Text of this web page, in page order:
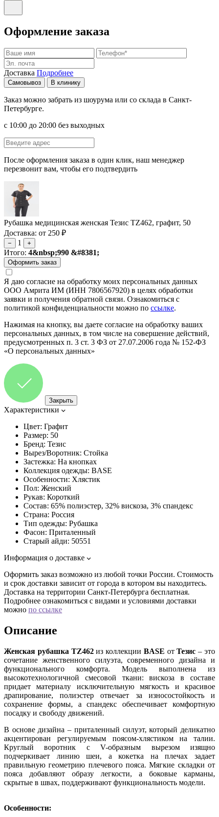
Оформление заказа
Доставка Подробнее
Самовывоз В клинику
Заказ можно забрать из шоурума или со склада в Санкт-
Петербурге.
с 10:00 до 20:00 без выходных
После оформления заказа в один клик, наш менеджер
перезвонит вам, чтобы его подтвердить
Рубашка медицинская женская Тезис TZ462, графит, 50
Доставка: от 250 ₽
− 1 +
Итого: 4&nbsp;990 &#8381;
Я даю согласие на обработку моих персональных данных
ООО Амрита ИМ (ИНН 7806567920) в целях обработки
заявки и получения обратной связи. Ознакомиться с
политикой конфиденциальности можно по ссылке.
Нажимая на кнопку, вы даете согласие на обработку ваших
персональных данных, в том числе на совершение действий,
предусмотренных п. 3 ст. 3 ФЗ от 27.07.2006 года № 152-ФЗ
«О персональных данных»
Закрыть
Характеристики
Цвет: Графит
Размер: 50
Бренд: Тезис
Вырез/Воротник: Стойка
Застежка: На кнопках
Коллекция одежды: BASE
Особенности: Хлястик
Пол: Женский
Рукав: Короткий
Состав: 65% полиэстер, 32% вискоза, 3% спандекс
Страна: Россия
Тип одежды: Рубашка
Фасон: Приталенный
Старый айди: 50551
Информация о доставке
Оформить заказ возможно из любой точки России. Стоимость
и срок доставки зависит от города в котором вы находитесь.
Доставка на территории Санкт-Петербурга бесплатная.
Подробнее ознакомиться с видами и условиями доставки
можно по ссылке
Описание
Женская рубашка TZ462из коллекции BASE отТезис – это
сочетание женственного силуэта, современного дизайна и
функционального комфорта. Модель выполнена из
высокотехнологичной смесовой ткани: вискоза в составе
придает материалу исключительную мягкость и красивое
драпирование, полиэстер отвечает за износостойкость и
сохранение формы, а спандекс обеспечивает комфортную
посадку и свободу движений.
В основе дизайна – приталенный силуэт, который деликатно
акцентирован регулируемым поясом-хлястиком на талии.
Круглый воротник с V-образным вырезом изящно
подчеркивает линию шеи, а кокетка на плечах задает
правильную геометрию плечевого пояса. Мягкие складки от
пояса добавляют образу легкости, а боковые карманы,
скрытые в швах, поддерживают функциональность модели.
Особенности: